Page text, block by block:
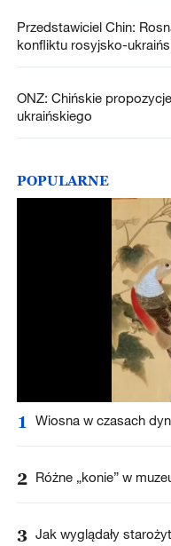
Przedstawiciel Chin:
konfliktu rosyjsko-
ONZ: Chińskie
ukraińskiego
POPULARNE
1 Wiosna w czasach
2 Różne „konie” w
3 Jak wyglądały